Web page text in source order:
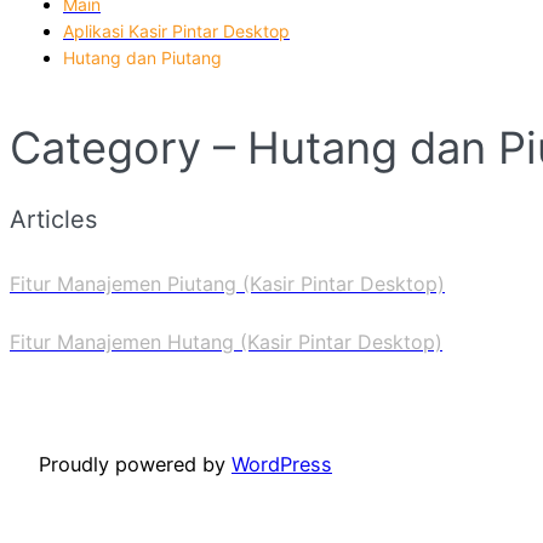
Main
Aplikasi Kasir Pintar Desktop
Hutang dan Piutang
Category – Hutang dan
Articles
Fitur Manajemen Piutang (Kasir Pintar Desktop)
Fitur Manajemen Hutang (Kasir Pintar Desktop)
Proudly powered by WordPress